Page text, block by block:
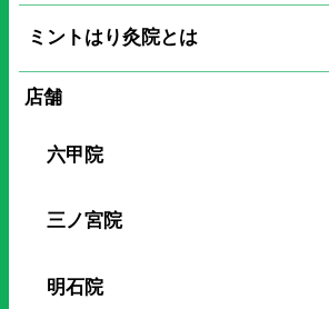
ミントはり灸院とは
店舗
六甲院
三ノ宮院
明石院